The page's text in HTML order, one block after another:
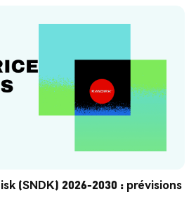
(SNDK) 2026-2030 : prévisions